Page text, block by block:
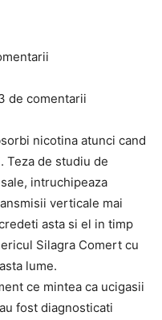
de comentarii
nicotina atunci cand
Teza de studiu de
intruchipeaza
verticale mai
asta si el in timp
Silagra Comert cu
lume.
ce mintea ca ucigasii
fost diagnosticati